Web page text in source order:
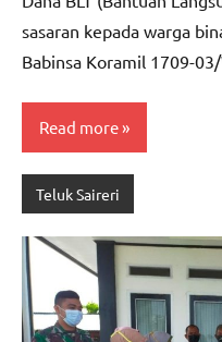
sasaran kepada warga
Babinsa Koramil 1709-
Read more
Teluk Saireri